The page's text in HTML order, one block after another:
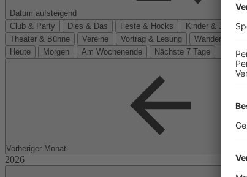
Datum aufsteigend
Club & Party
Dies & Das Feste & Hocks Kinder & Jugend
Theater & Bühne
Vereine Vortrag & Lesung
Wanderungen
Heute
Morgen Am Wochenende Nächste 7 Tage
Vorheriger Monat